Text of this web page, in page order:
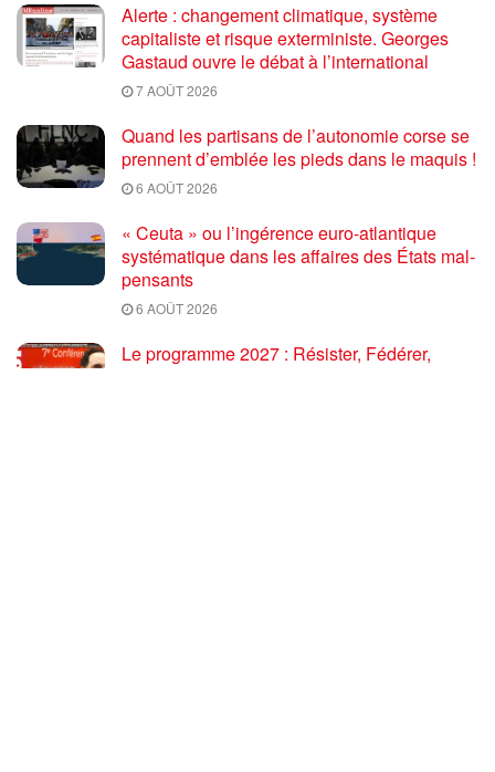
Alerte : changement climatique, système
capitaliste et risque exterministe. Georges
Gastaud ouvre le débat à l’international
7 AOÛT 2026
Quand les partisans de l’autonomie corse se
prennent d’emblée les pieds dans le maquis !
6 AOÛT 2026
« Ceuta » ou l’ingérence euro-atlantique
systématique dans les affaires des États mal-
pensants
6 AOÛT 2026
Le programme 2027 : Résister, Fédérer,